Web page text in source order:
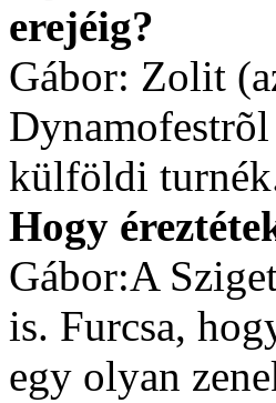
erejéig?
Gábor: Zolit
külföldi
Hogy
Gábor:A
is. Furcsa,
egy olyan